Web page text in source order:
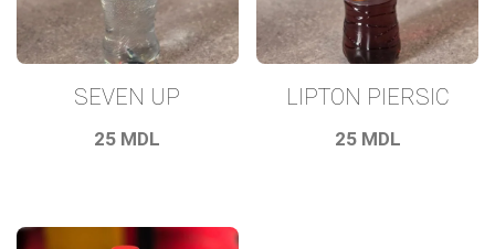
SEVEN UP
25 MDL
LIPTON PIERSIC
25 MDL